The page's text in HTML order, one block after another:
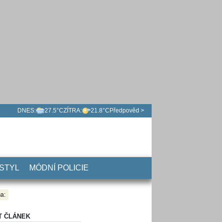
DNES: 27.5°CZÍTRA: 21.8°C Předpověd >
MÓDNÍ POLICIE
ČLÁNEK